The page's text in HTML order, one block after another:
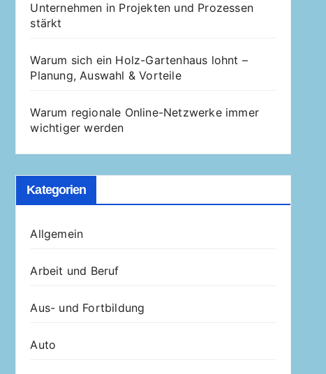
Unternehmen in Projekten und Prozessen
stärkt
Warum sich ein Holz-Gartenhaus lohnt –
Planung, Auswahl & Vorteile
Warum regionale Online-Netzwerke immer
wichtiger werden
Kategorien
Allgemein
Arbeit und Beruf
Aus- und Fortbildung
Auto